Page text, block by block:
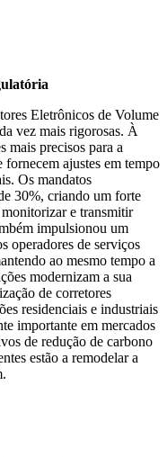
Eletrônicos de Volume
vez mais rigorosas. À
mais precisos para a
ajustes em tempo
Os mandatos
30%, criando um forte
e transmitir
impulsionou um
operadores de serviços
ao mesmo tempo a
modernizam a sua
de corretores
residenciais e industriais
importante em mercados
de redução de carbono
estão a remodelar a